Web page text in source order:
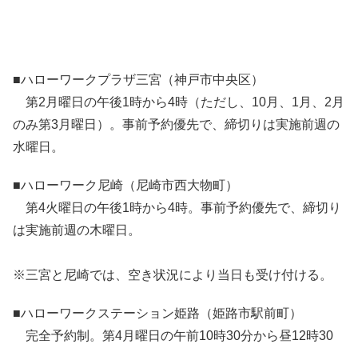
■ハローワークプラザ三宮（神戸市中央区）
第2月曜日の午後1時から4時（ただし、10月、1月、2月
のみ第3月曜日）。事前予約優先で、締切りは実施前週の
水曜日。
■ハローワーク尼崎（尼崎市西大物町）
第4火曜日の午後1時から4時。事前予約優先で、締切り
は実施前週の木曜日。
※三宮と尼崎では、空き状況により当日も受け付ける。
■ハローワークステーション姫路（姫路市駅前町）
完全予約制。第4月曜日の午前10時30分から昼12時30